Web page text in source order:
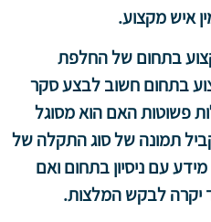
איש מקצוע.
בתחום של החלפת
3 בעלי מקצוע בתחום חשוב לבצע סקר
פשוטות האם הוא מסוגל
תמונה של סוג התקלה של
עם ניסיון בתחום ואם
יקרה לבקש המלצות.